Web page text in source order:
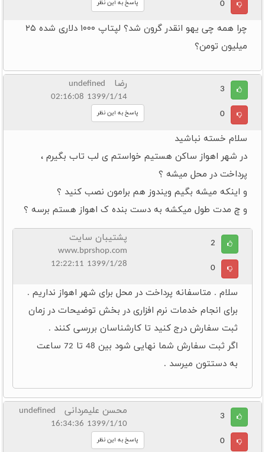
0 پاسخ به این نظر
چرا همه چی یهو انقدر گرون شد؟ لپتاپ ۱۰۰۰ دلاری شده ۲۵
میلیون تومن؟
3
0
پاسخ به این نظر
رضا undefined
1399/1/14 02:16:08
سلام خسته نباشید
در شهر اهواز ساکن هستیم خواستم ی لب تاب بگیرم ،
پرداخت در محل میشه ؟
و اینکه میشه بگیم ویندوز هم برامون نصب کنید ؟
و چ مدت طول میکشه به دست بنده ک اهواز هستم برسه ؟
2
0
پشتیبان سایت
www.bprshop.com
1399/1/28 12:22:11
سلام . متاسفانه پرداخت در محل برای شهر اهواز نداریم .
برای انجام خدمات نرم افزاری در بخش توضیحات در زمان
ثبت سفارش درج کنید تا کارشناسان بررسی کنند .
اگر ثبت سفارش شما نهایی شود بین 48 تا 72 ساعت
به دستتون میرسد .
3
0
پاسخ به این نظر
محسن علیمردانی undefined
1399/1/10 16:34:36